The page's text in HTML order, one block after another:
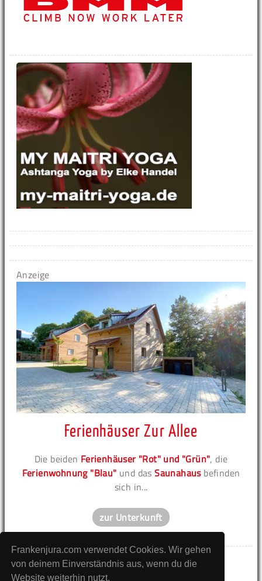
Frankenjura.com verwendet Cookies. Wir gehen
von deinem Einverständnis aus, wenn du die
Website weiterhin nutzt.
Anzeige
Ferienhäuser Zur Allee
Die beiden Ferienhäuser "Rot" und "Grün", die
Ferienwohnung "Blau" und dasSaunahausbefinden
sich in...
zur Unterkunft
Neuen Fels anlegen!